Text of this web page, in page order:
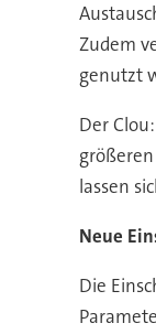
Zudem
genutzt
Der
lassen
Neue
Die